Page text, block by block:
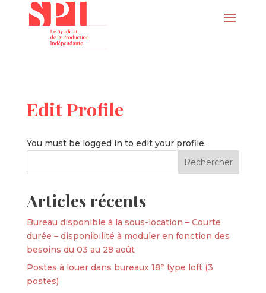
Edit Profile
You must be logged in to edit your profile.
Articles récents
Bureau disponible à la sous-location – Courte
durée – disponibilité à moduler en fonction des
besoins du 03 au 28 août
Postes à louer dans bureaux 18ᵉ type loft (3
postes)